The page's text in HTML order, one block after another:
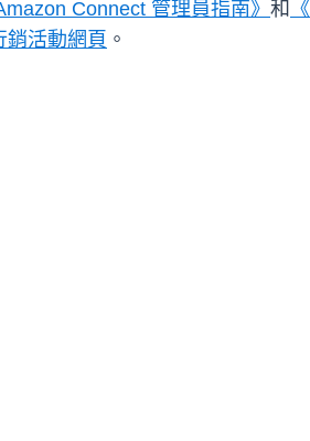
Connect 管理員指南》 和
銷活動網頁 。